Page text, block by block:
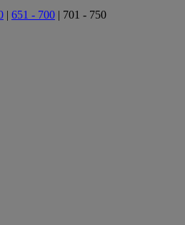
| 651 - 700 | 701 - 750